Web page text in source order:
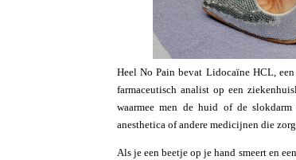
Heel No Pain bevat Lidocaïne HCL,
farmaceutisch analist op een
waarmee men de huid of de
anesthetica of andere medicijnen die
Als je een beetje op je hand smeert en